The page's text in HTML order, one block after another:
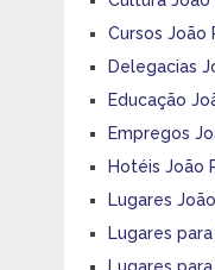
Cursos João
Delegacias
Educação
Empregos
Hotéis João
Lugares
Lugares